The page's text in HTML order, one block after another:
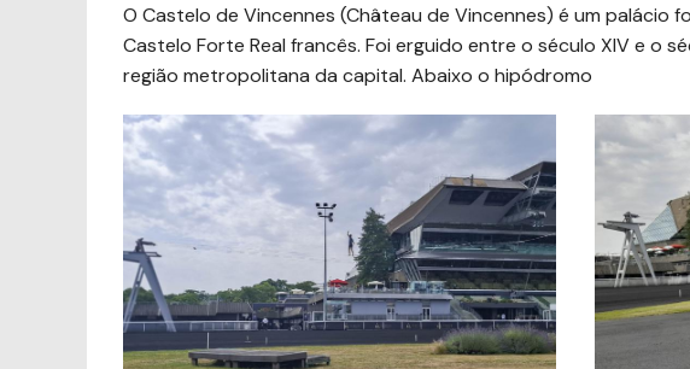
O Castelo de Vincennes (Château de Vincennes) é um palácio
Castelo Forte Real francês. Foi erguido entre o século XIV e o
região metropolitana da capital. Abaixo o hipódromo